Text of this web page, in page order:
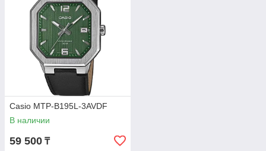
Casio MTP-B195L-3AVDF
В наличии
59 500 ₸